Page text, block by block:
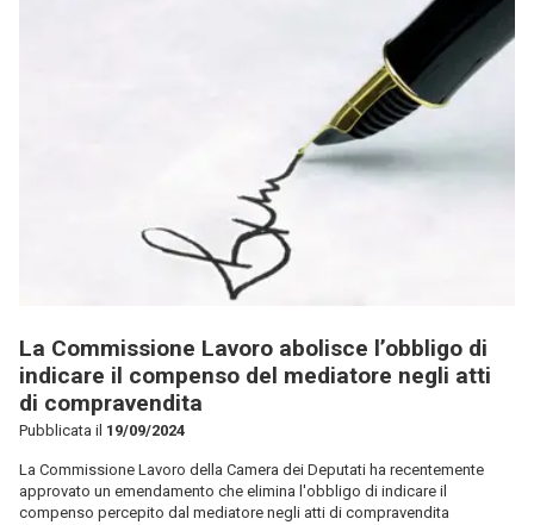
La Commissione Lavoro abolisce l’obbligo di
indicare il compenso del mediatore negli atti
di compravendita
Pubblicata il 19/09/2024
La Commissione Lavoro della Camera dei Deputati ha recentemente
approvato un emendamento che elimina l'obbligo di indicare il
compenso percepito dal mediatore negli atti di compravendita